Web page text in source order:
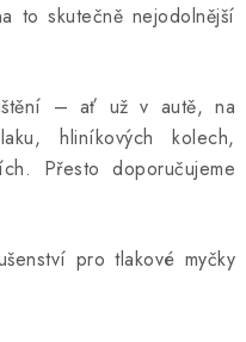
to skutečně nejodolnější
– ať už v autě, na
hliníkových kolech,
Přesto doporučujeme
pro tlakové myčky